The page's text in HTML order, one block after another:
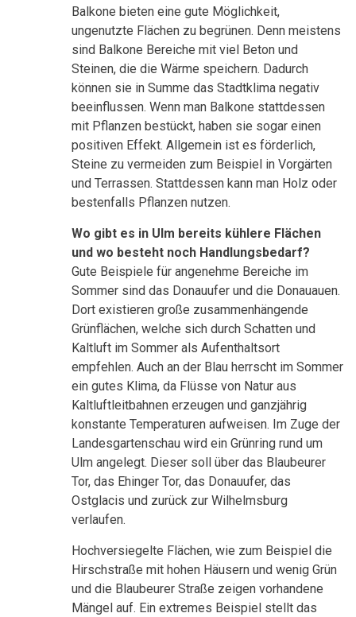
Balkone bieten eine gute Möglichkeit,
ungenutzte Flächen zu begrünen. Denn meistens
sind Balkone Bereiche mit viel Beton und
Steinen, die die Wärme speichern. Dadurch
können sie in Summe das Stadtklima negativ
beeinflussen. Wenn man Balkone stattdessen
mit Pflanzen bestückt, haben sie sogar einen
positiven Effekt. Allgemein ist es förderlich,
Steine zu vermeiden zum Beispiel in Vorgärten
und Terrassen. Stattdessen kann man Holz oder
bestenfalls Pflanzen nutzen.
Wo gibt es in Ulm bereits kühlere Flächen
und wo besteht noch Handlungsbedarf?
Gute Beispiele für angenehme Bereiche im
Sommer sind das Donauufer und die Donauauen.
Dort existieren große zusammenhängende
Grünflächen, welche sich durch Schatten und
Kaltluft im Sommer als Aufenthaltsort
empfehlen. Auch an der Blau herrscht im Sommer
ein gutes Klima, da Flüsse von Natur aus
Kaltluftleitbahnen erzeugen und ganzjährig
konstante Temperaturen aufweisen. Im Zuge der
Landesgartenschau wird ein Grünring rund um
Ulm angelegt. Dieser soll über das Blaubeurer
Tor, das Ehinger Tor, das Donauufer, das
Ostglacis und zurück zur Wilhelmsburg
verlaufen.
Hochversiegelte Flächen, wie zum Beispiel die
Hirschstraße mit hohen Häusern und wenig Grün
und die Blaubeurer Straße zeigen vorhandene
Mängel auf. Ein extremes Beispiel stellt das